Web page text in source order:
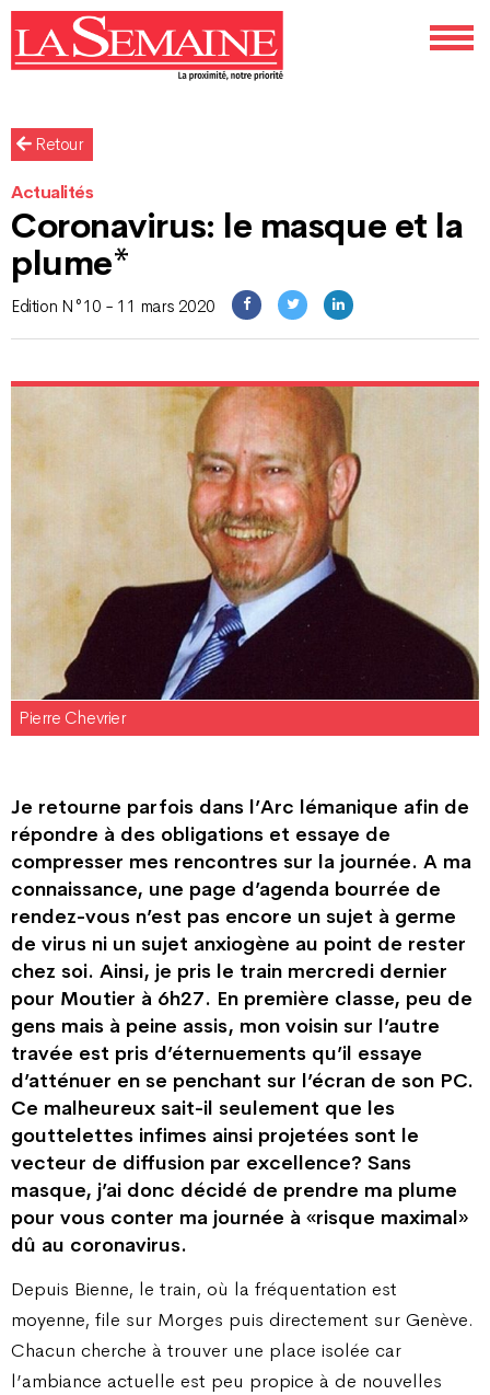
Retour
Actualités
Coronavirus: le masque et la
plume*
Edition N°10 - 11 mars 2020
Pierre Chevrier
Je retourne parfois dans l’Arc lémanique afin de
répondre à des obligations et essaye de
compresser mes rencontres sur la journée. A ma
connaissance, une page d’agenda bourrée de
rendez-vous n’est pas encore un sujet à germe
de virus ni un sujet anxiogène au point de rester
chez soi. Ainsi, je pris le train mercredi dernier
pour Moutier à 6h27. En première classe, peu de
gens mais à peine assis, mon voisin sur l’autre
travée est pris d’éternuements qu’il essaye
d’atténuer en se penchant sur l’écran de son PC.
Ce malheureux sait-il seulement que les
gouttelettes infimes ainsi projetées sont le
vecteur de diffusion par excellence? Sans
masque, j’ai donc décidé de prendre ma plume
pour vous conter ma journée à «risque maximal»
dû au coronavirus.
Depuis Bienne, le train, où la fréquentation est
moyenne, file sur Morges puis directement sur Genève.
Chacun cherche à trouver une place isolée car
l’ambiance actuelle est peu propice à de nouvelles